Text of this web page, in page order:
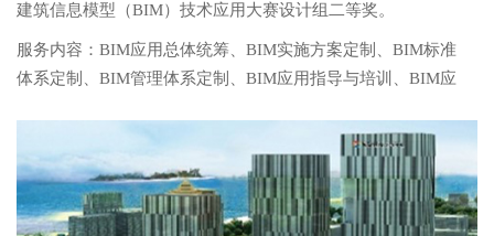
建筑信息模型（BIM）技术应用大赛设计组二等奖。
服务内容：BIM应用总体统筹、BIM实施方案定制、BIM标准
体系定制、BIM管理体系定制、BIM应用指导与培训、BIM应
审核、BIM应用协调会议召集、BIM应用成果审核验收、BIM
应用总结及评价。